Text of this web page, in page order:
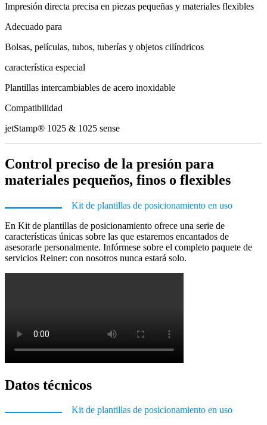
Impresión directa precisa en piezas pequeñas y materiales flexibles
Adecuado para
Bolsas, películas, tubos, tuberías y objetos cilíndricos
característica especial
Plantillas intercambiables de acero inoxidable
Compatibilidad
jetStamp® 1025 & 1025 sense
Control preciso de la presión para
materiales pequeños, finos o flexibles
Kit de plantillas de posicionamiento en uso
En Kit de plantillas de posicionamiento ofrece una serie de
características únicas sobre las que estaremos encantados de
asesorarle personalmente. Infórmese sobre el completo paquete de
servicios Reiner: con nosotros nunca estará solo.
Datos técnicos
Kit de plantillas de posicionamiento en uso